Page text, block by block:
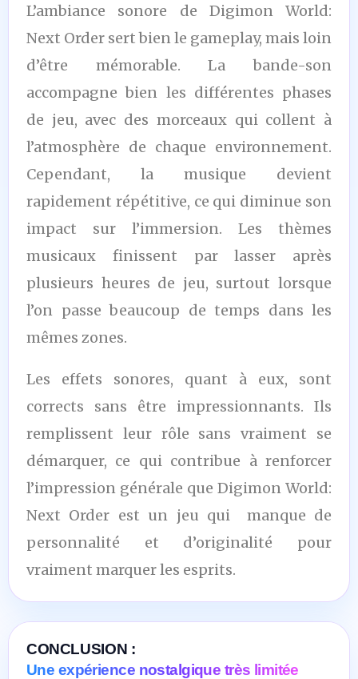
L’ambiance sonore de Digimon World:
Next Order sert bien le gameplay, mais loin
d’être mémorable. La bande-son
accompagne bien les différentes phases
de jeu, avec des morceaux qui collent à
l’atmosphère de chaque environnement.
Cependant, la musique devient
rapidement répétitive, ce qui diminue son
impact sur l’immersion. Les thèmes
musicaux finissent par lasser après
plusieurs heures de jeu, surtout lorsque
l’on passe beaucoup de temps dans les
mêmes zones.
Les effets sonores, quant à eux, sont
corrects sans être impressionnants. Ils
remplissent leur rôle sans vraiment se
démarquer, ce qui contribue à renforcer
l’impression générale que Digimon World:
Next Order est un jeu qui manque de
personnalité et d’originalité pour
vraiment marquer les esprits.
CONCLUSION :
Une expérience nostalgique très limitée